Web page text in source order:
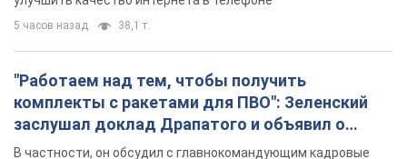
В оккупированной Ялте прогремели мощные
взрывы: поднимается черный дым. Фото и
видео